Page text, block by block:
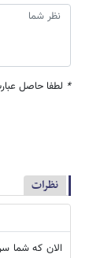
* لطفا حاصل
نظرات
الان که شما